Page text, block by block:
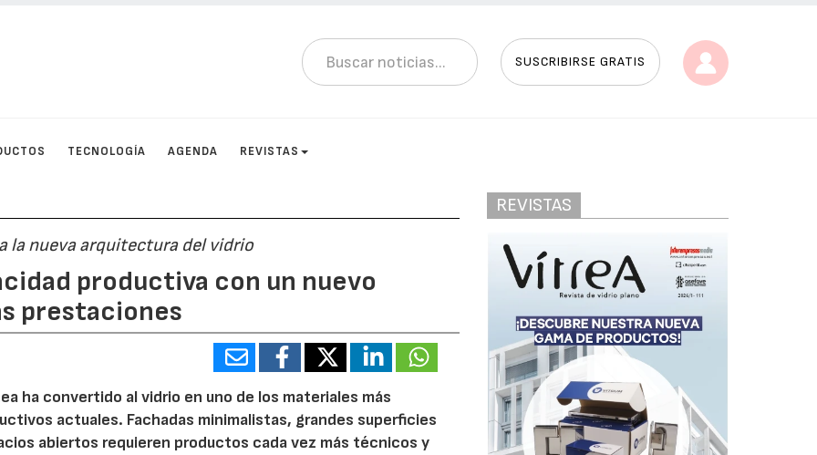
SUSCRIBIRSE GRATIS
TECNOLOGÍA AGENDA REVISTAS
la nueva arquitectura del vidrio
productiva con un nuevo
prestaciones
ha convertido al vidrio en uno de los materiales más
actuales. Fachadas minimalistas, grandes superficies
abiertos requieren productos cada vez más técnicos y
REVISTAS